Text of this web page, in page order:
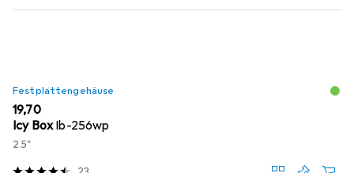
Festplattengehäuse
EUR
19,70
Icy BoxIb-256wp
2.5"